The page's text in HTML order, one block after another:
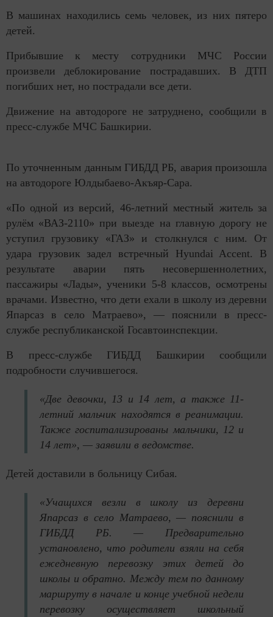
В машинах находились семь человек, из них пятеро
детей.
Прибывшие к месту сотрудники МЧС России
произвели деблокирование пострадавших. В ДТП
погибших нет, но пострадали все дети.
Движение на автодороге не затруднено, сообщили в
пресс-службе МЧС Башкирии.
По уточненным данным ГИБДД РБ, авария произошла
на автодороге Юлдыбаево-Акъяр-Сара.
«По одной из версий, 46-летний местный житель за
рулём «ВАЗ-2110» при выезде на главную дорогу не
уступил грузовику «ГАЗ» и столкнулся с ним. От
удара грузовик задел встречный Hyundai Accent. В
результате аварии пять несовершеннолетних,
пассажиры «Лады», ученики 5-8 классов, осмотрены
врачами. Известно, что дети ехали в школу из деревни
Япарсаз в село Матраево», — пояснили в пресс-
службе республиканской Госавтоинспекции.
В пресс-службе ГИБДД Башкирии сообщили
подробности случившегося.
«Две девочки, 13 и 14 лет, а также 11-
летний мальчик находятся в реанимации.
Также госпитализированы мальчики, 12 и
14 лет», — заявили в ведомстве.
Детей доставили в больницу Сибая.
«Учащихся везли в школу из деревни
Япарсаз в село Матраево, — пояснили в
ГИБДД РБ. — Предварительно
установлено, что родители взяли на себя
ежедневную перевозку этих детей до
школы и обратно. Между тем по данному
маршруту в начале и конце учебной недели
перевозку осуществляет школьный